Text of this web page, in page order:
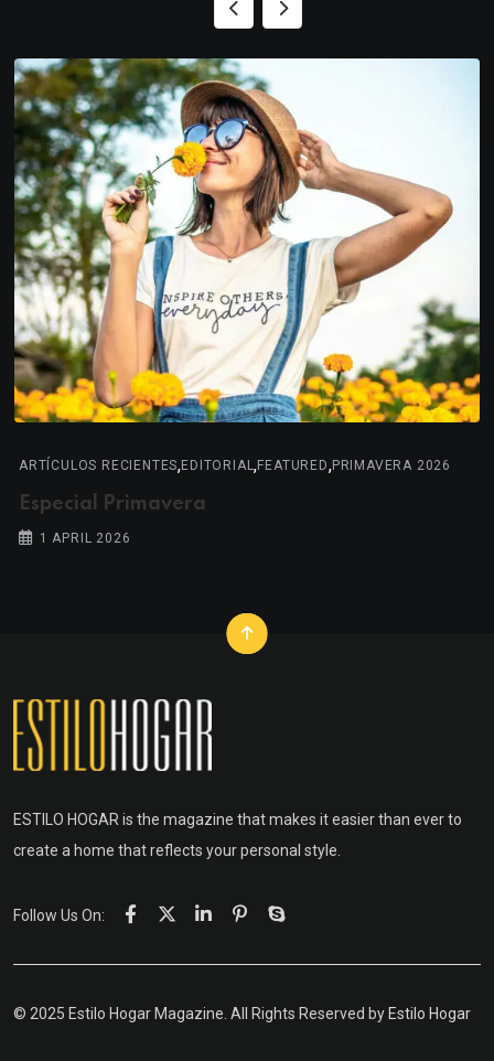
ARTÍCULOS RECIENTES,EDITORIAL,FEATURED,PRIMAVERA 2026
Especial Primavera
1 APRIL 2026
ESTILO HOGAR is the magazine that makes it easier than ever to
create a home that reflects your personal style.
Follow Us On:
© 2025 Estilo Hogar Magazine. All Rights Reserved by Estilo Hogar